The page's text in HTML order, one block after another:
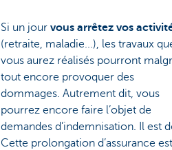
Si un jour vous arrêtez vos
(retraite, maladie...), les travaux
vous aurez réalisés pourront
tout encore provoquer des
dommages. Autrement dit, vous
pourrez encore faire l’objet de
demandes d’indemnisation. Il est
Cette prolongation d’assurance